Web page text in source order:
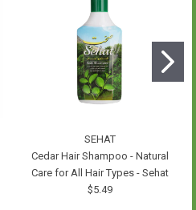
SEHAT
Cedar Hair Shampoo - Natural
Care for All Hair Types - Sehat
$5.49